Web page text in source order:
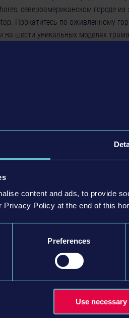
content and ads, to provide
Privacy Policy at the end of this
Preferences
Use
североамериканском городе из
Прокатитесь по оживленному
шести уникальных моделях
и ретро. Перевозите пассажиров,
трамвайную сеть.
их на остановках.
и ведите трамвай по оживленному
трамвай дарит собственные
сценариях, суточных циклах и
трамваем.
расписание, стройте новые
в школы вождения или сразу
и песочница. Все три — с
игра (только в Tram Simulator):